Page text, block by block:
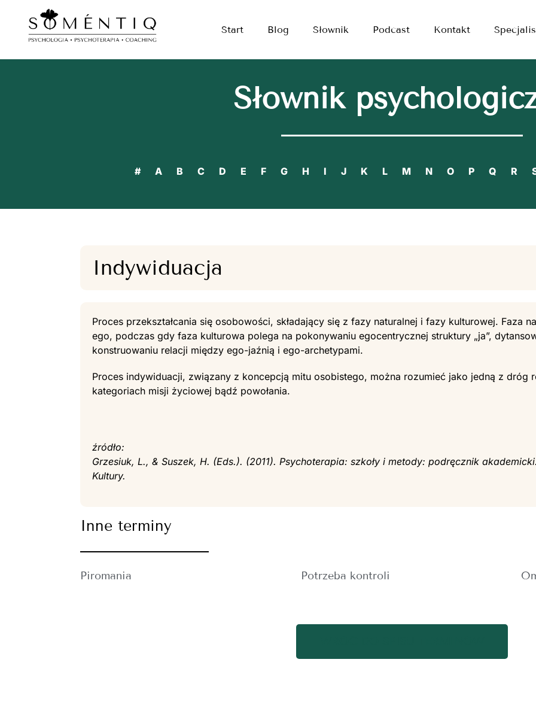
Start Blog Słownik Podcast Kontakt
Słownik
# A B C D E F G H I J K L M N O P Q R
Indywiduacja
Proces przekształcania się osobowości, składający się z fazy naturalnej i fazy kulturowej. Faza
ego, podczas gdy faza kulturowa polega na pokonywaniu egocentrycznej struktury „ja”,
konstruowaniu relacji między ego-jaźnią i ego-archetypami.
Proces indywiduacji, związany z koncepcją mitu osobistego, można rozumieć jako jedną z dróg
kategoriach misji życiowej bądź powołania.
źródło:
Grzesiuk, L., & Suszek, H. (Eds.). (2011). Psychoterapia: szkoły i metody: podręcznik akademicki
Kultury.
Inne terminy
Piromania Potrzeba kontroli